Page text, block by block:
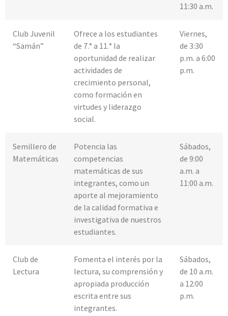
11:30 a.m.
Club Juvenil
“Samán”
Ofrece a los estudiantes
de 7.° a 11.° la
oportunidad de realizar
actividades de
crecimiento personal,
como formación en
virtudes y liderazgo
social.
Viernes,
de 3:30
p.m. a 6:00
p.m.
Semillero de
Matemáticas
Potencia las
competencias
matemáticas de sus
integrantes, como un
aporte al mejoramiento
de la calidad formativa e
investigativa de nuestros
estudiantes.
Sábados,
de 9:00
a.m. a
11:00 a.m.
Club de
Lectura
Fomenta el interés por la
lectura, su comprensión y
apropiada producción
escrita entre sus
integrantes.
Sábados,
de 10 a.m.
a 12:00
p.m.